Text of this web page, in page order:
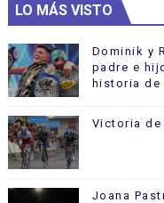
LO MÁS VISTO
Dominik y
padre e
historia de
Victoria de
Joana